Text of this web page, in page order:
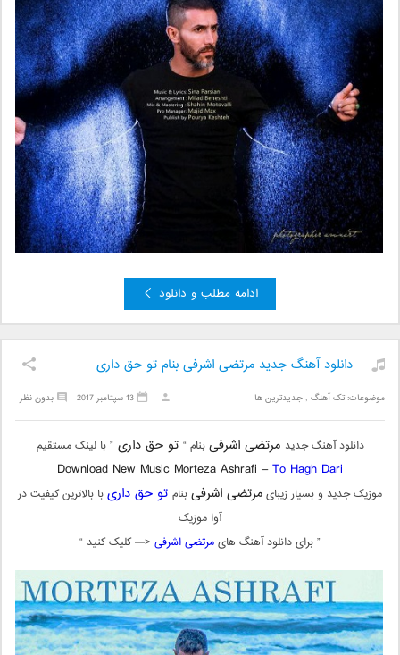
ادامه مطلب و دانلود
دانلود آهنگ جدید مرتضی اشرفی بنام تو حق داری
موضوعات:تک آهنگ ,جدیدترین ها بدون نظر 13 سپتامبر 2017
دانلود آهنگ جدید مرتضی اشرفیبنام “ تو حق داری” با لینک مستقیم
Download New Music Morteza Ashrafi –To Hagh Dari
موزیک جدید و بسیار زیبایمرتضی اشرفیبنام تو حق داریبا بالاترین کیفیت در
آوا موزیک
” برای دانلود آهنگ هایمرتضی اشرفی <— کلیک کنید “